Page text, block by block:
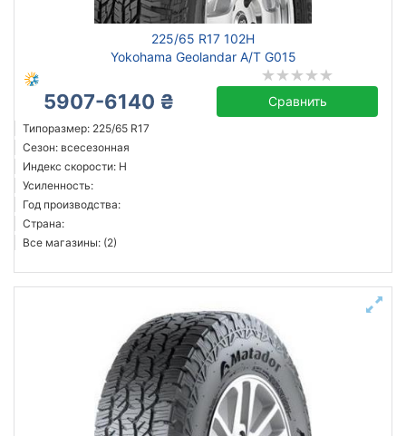
225/65 R17 102H
Yokohama Geolandar A/T G015
5907-6140 ₴ Сравнить
Типоразмер: 225/65 R17
Сезон: всесезонная
Индекс скорости: H
Усиленность:
Год производства:
Страна:
Все магазины: (2)